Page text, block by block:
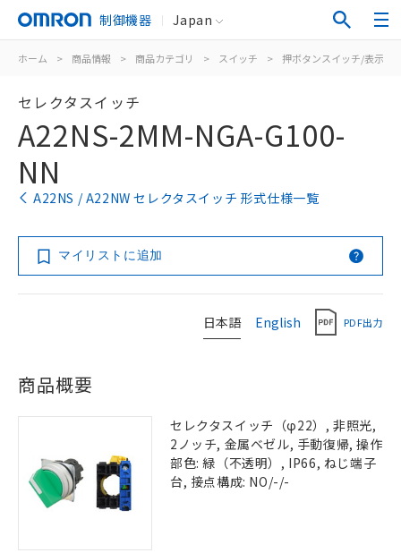
制御機器 Japan
ホーム > 商品情報 > 商品カテゴリ > スイッチ > 押ボタンスイッチ/表示灯
セレクタスイッチ
A22NS-2MM-NGA-G100-
NN
A22NS / A22NW セレクタスイッチ 形式仕様一覧
マイリストに追加
日本語 English PDF出力
商品概要
セレクタスイッチ（φ22）, 非照光,
2ノッチ, 金属ベゼル, 手動復帰, 操作
部色: 緑（不透明）, IP66, ねじ端子
台, 接点構成: NO/-/-